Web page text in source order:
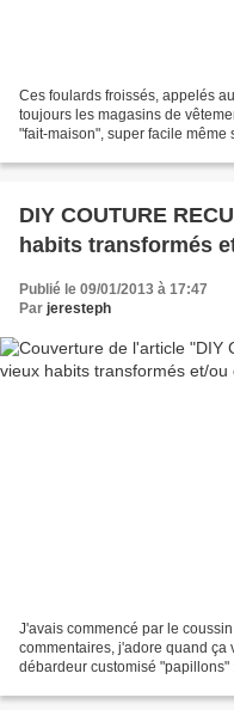
Ces foulards froissés, appelés
toujours les magasins de
"fait-maison", super facile même
DIY COUTURE
habits transformés
Publié le 09/01/2013 à 17:47
Par jeresteph
J'avais commencé par le
commentaires, j'adore quand ça
débardeur customisé "papillons"